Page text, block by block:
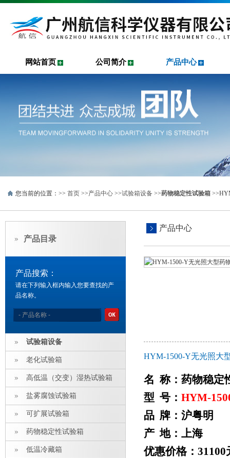
网站首页 公司简介 产品中心
您当前的位置：>> 首页 >>产品中心 >>试验箱设备 >>药物稳定性试验箱
产品目录
产品搜索：
请在下列输入框内输入您要查找的产
品名称。
试验箱设备
老化试验箱
高低温（交变）湿热试验箱
盐雾腐蚀试验箱
可扩展试验箱
药物稳定性试验箱
低温冷藏箱
产品中心
HYM-1500-Y无光照大
名 称：药物稳定
型 号： HYM-
品 牌：沪粤明
产 地：上海
优惠价格：31100